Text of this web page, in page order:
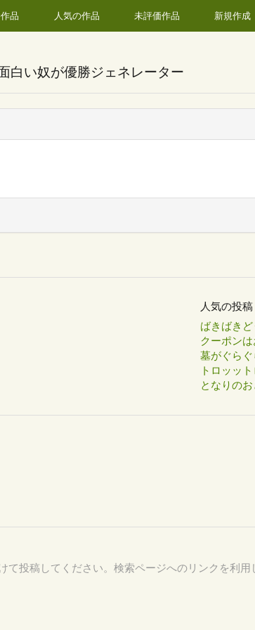
品 人気の作品 未評価作品 新規作成
白い奴が優勝ジェネレーター
人気の投稿
ばきばき
クーポン
墓がぐら
トロッッ
となりの
投稿してください。検索ページへのリンクを利用